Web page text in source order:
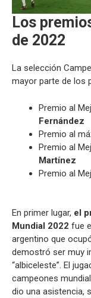
Los
de 2022
La selección
mayor parte de los
Premio al
Fernández
Premio al
Premio al
Martínez
Premio al
En primer lugar, el
Mundial 2022 fue
argentino que
demostró ser muy
“albiceleste”. El
campeones
dio una asistencia,